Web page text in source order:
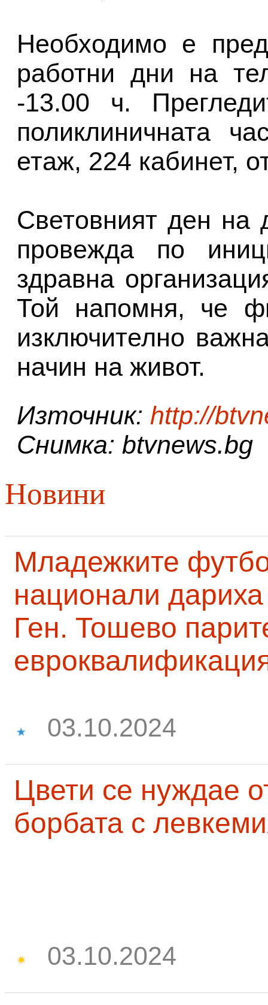
Необходимо е
работни дни на
-13.00 ч.
поликлиничната
етаж, 224 кабинет,
Световният ден на
провежда по
здравна
Той напомня, че
изключително
начин на живот.
Източник: http://
Снимка: btvnews.bg
Новини
Младежките
национали
Ген. Тошево
03.10.2024
Цвети се нуждае
борбата с
03.10.2024